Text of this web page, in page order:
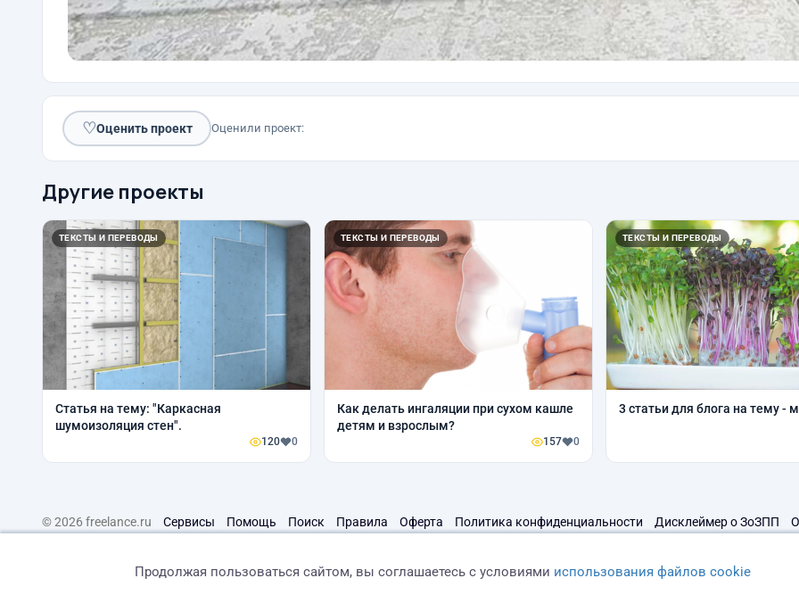
♡Оценить проект Оценили проект:
Другие проекты
ТЕКСТЫ И ПЕРЕВОДЫ
Статья на тему: "Каркасная
шумоизоляция стен".
120 0
ТЕКСТЫ И ПЕРЕВОДЫ
Как делать ингаляции при сухом кашле
детям и взрослым?
157 0
ТЕКСТЫ И ПЕРЕВОДЫ
3 статьи для блога на тему -
© 2026 freelance.ru Сервисы Помощь Поиск Правила Оферта Политика конфиденциальности Дисклеймер о ЗоЗПП
Продолжая пользоваться сайтом, вы соглашаетесь с условиями использования файлов cookie